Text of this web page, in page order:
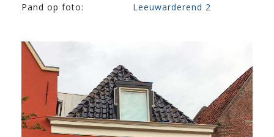
Pand op foto:
Leeuwarderend 2